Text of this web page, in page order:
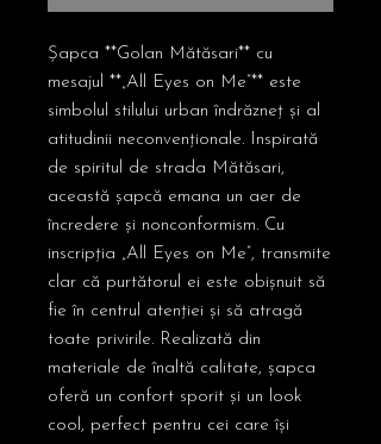
Șapca **Golan Mătăsari** cu
mesajul **„All Eyes on Me”** este
simbolul stilului urban îndrăzneț și al
atitudinii neconvenționale. Inspirată
de spiritul de strada Mătăsari,
această șapcă emana un aer de
încredere și nonconformism. Cu
inscripția „All Eyes on Me”, transmite
clar că purtătorul ei este obișnuit să
fie în centrul atenției și să atragă
toate privirile. Realizată din
materiale de înaltă calitate, șapca
oferă un confort sporit și un look
cool, perfect pentru cei care își